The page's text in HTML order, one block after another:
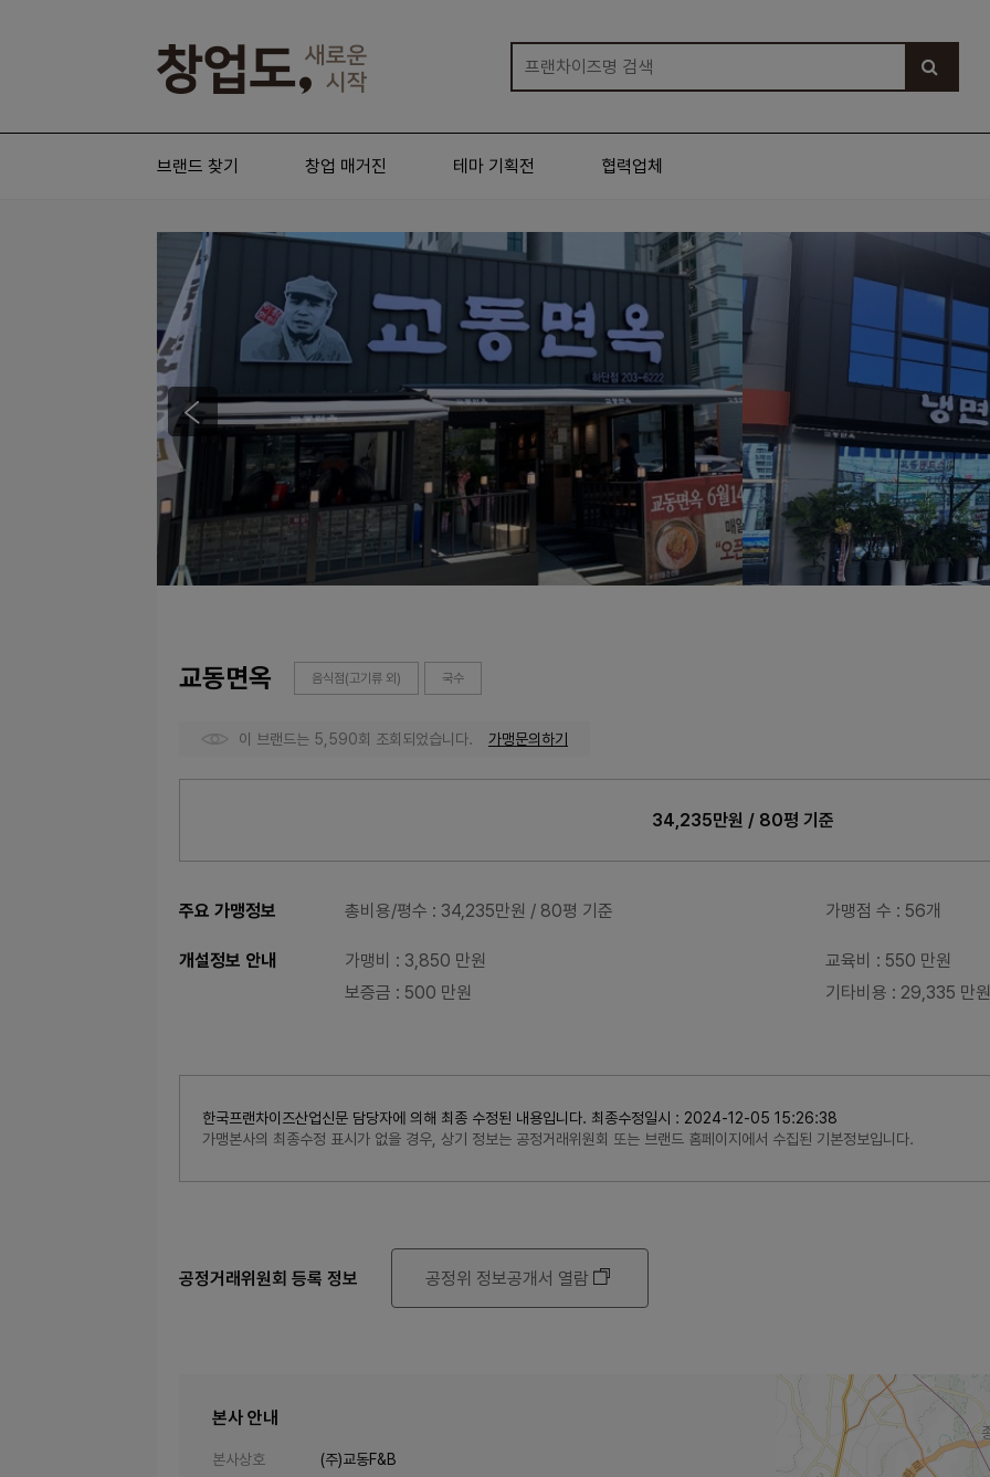
브랜드 찾기 창업 매거진 테마 기획전 협력업체
교동면옥 음식점(고기류 외)
국수
이 브랜드는 5,590회 조회되었습니다. 가맹문의하기
34,235만원 / 80평 기준
주요 가맹정보 총비용/평수 : 34,235만원 / 80평 기준 가맹점 수 : 56개
개설정보 안내 가맹비 : 3,850 만원 교육비
: 550 만원
보증금 : 500 만원 기타비용 : 29,335 만원
한국프랜차이즈산업신문 담당자에 의해 최종 수정된 내용입니다. 최종수정일시 : 2024-12-05 15:26:38
가맹본사의 최종수정 표시가 없을 경우, 상기 정보는 공정거래위원회 또는 브랜드 홈페이지에서 수집된 기본정보입니다.
공정거래위원회 등록 정보 공정위 정보공개서 열람
본사 안내
본사상호
(주)교동F&B